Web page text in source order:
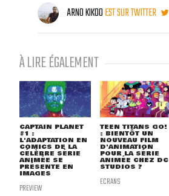
ARNO KIKOOEST SUR TWITTER
À LIRE ÉGALEMENT
CAPTAIN PLANET
#1 :
L'ADAPTATION EN
COMICS DE LA
CÉLÈBRE SÉRIE
ANIMÉE SE
PRÉSENTE EN
IMAGES
PREVIEW
TEEN TITANS GO!
: BIENTÔT UN
NOUVEAU FILM
D'ANIMATION
POUR LA SÉRIE
ANIMÉE CHEZ DC
STUDIOS ?
ECRANS